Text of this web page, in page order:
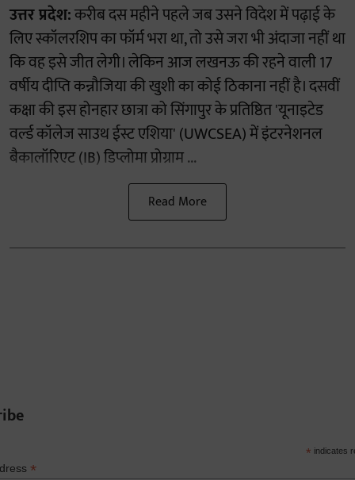
उत्तर प्रदेश:करीब दस महीने पहले जब उसने विदेश में पढ़ाई के
लिए स्कॉलरशिप का फॉर्म भरा था, तो उसे जरा भी अंदाजा नहीं था
कि वह इसे जीत लेगी। लेकिन आज लखनऊ की रहने वाली 17
वर्षीय दीप्ति कन्नौजिया की खुशी का कोई ठिकाना नहीं है। दसवीं
कक्षा की इस होनहार छात्रा को सिंगापुर के प्रतिष्ठित 'यूनाइटेड
वर्ल्ड कॉलेज साउथ ईस्ट एशिया' (UWCSEA) में इंटरनेशनल
बैकालॉरिएट (IB) डिप्लोमा प्रोग्राम ...
Read More
* indicates
*